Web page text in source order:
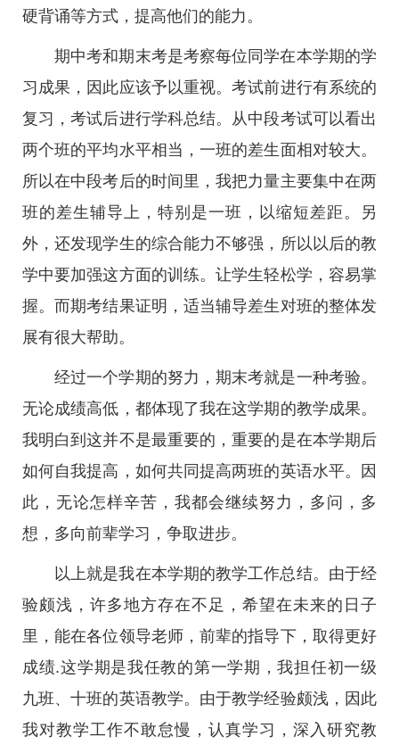
硬背诵等方式，提高他们的能力。
期中考和期末考是考察每位同学在本学期的学
习成果，因此应该予以重视。考试前进行有系统的
复习，考试后进行学科总结。从中段考试可以看出
两个班的平均水平相当，一班的差生面相对较大。
所以在中段考后的时间里，我把力量主要集中在两
班的差生辅导上，特别是一班，以缩短差距。另
外，还发现学生的综合能力不够强，所以以后的教
学中要加强这方面的训练。让学生轻松学，容易掌
握。而期考结果证明，适当辅导差生对班的整体发
展有很大帮助。
经过一个学期的努力，期末考就是一种考验。
无论成绩高低，都体现了我在这学期的教学成果。
我明白到这并不是最重要的，重要的是在本学期后
如何自我提高，如何共同提高两班的英语水平。因
此，无论怎样辛苦，我都会继续努力，多问，多
想，多向前辈学习，争取进步。
以上就是我在本学期的教学工作总结。由于经
验颇浅，许多地方存在不足，希望在未来的日子
里，能在各位领导老师，前辈的指导下，取得更好
成绩.这学期是我任教的第一学期，我担任初一级
九班、十班的英语教学。由于教学经验颇浅，因此
我对教学工作不敢怠慢，认真学习，深入研究教